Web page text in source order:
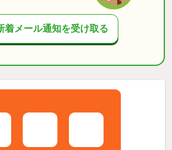
着メール通知を受け取る